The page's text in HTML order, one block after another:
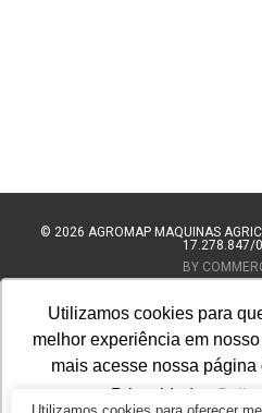
Utilizamos cookies para
melhor experiência em
mais acesse nossa
Privacidade.
Saiba
© 2026 AGROMAP MAQUINAS
17.278.847/
BY